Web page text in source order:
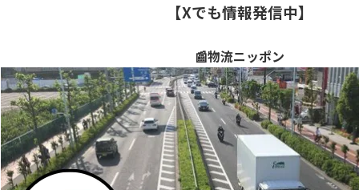
【Xでも情報発信中】
📰物流ニッポン